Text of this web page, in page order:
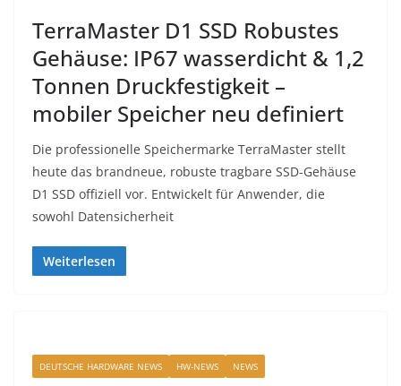
TerraMaster D1 SSD Robustes
Gehäuse: IP67 wasserdicht & 1,2
Tonnen Druckfestigkeit –
mobiler Speicher neu definiert
Die professionelle Speichermarke TerraMaster stellt
heute das brandneue, robuste tragbare SSD-Gehäuse
D1 SSD offiziell vor. Entwickelt für Anwender, die
sowohl Datensicherheit
Weiterlesen
DEUTSCHE HARDWARE NEWS HW-NEWS NEWS